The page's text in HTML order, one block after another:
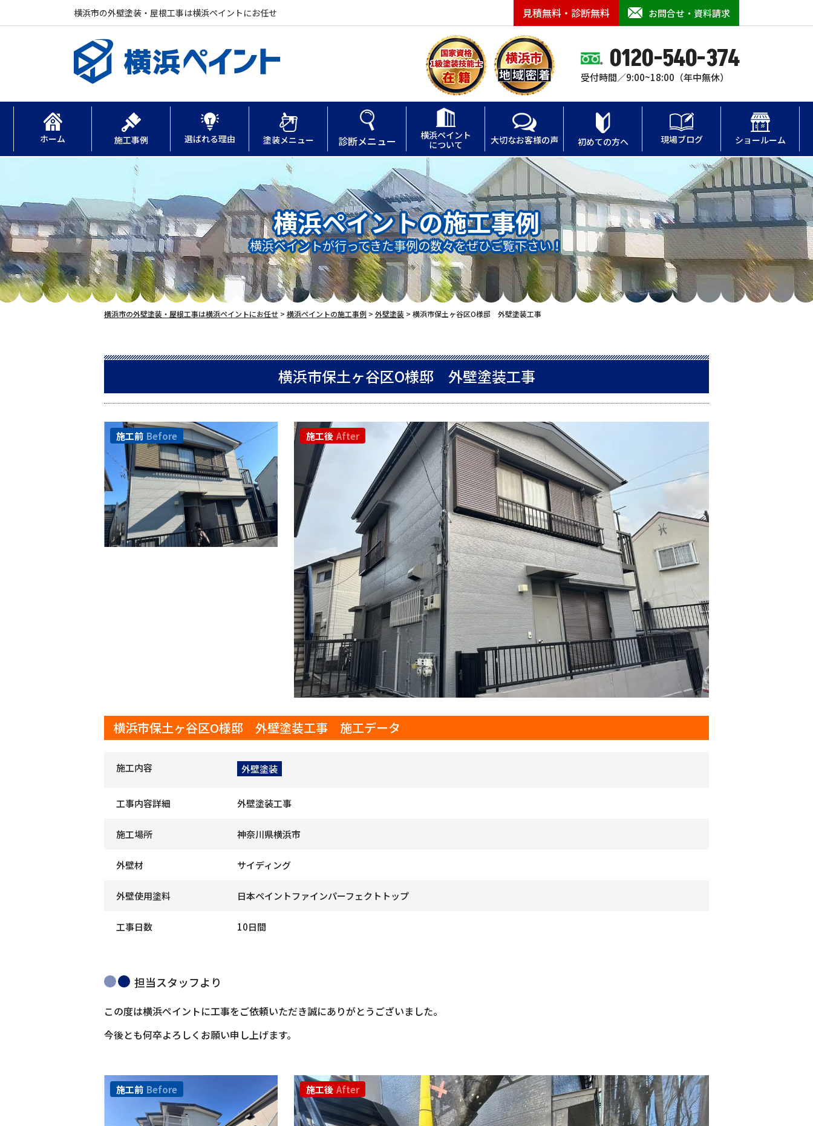
横浜市の外壁塗装・屋根工事は横浜ペイントにお任せ 見積無料・診断無料 お問合せ・資料請求
0120-540-374
受付時間／9:00~18:00（年中無休）
ホーム 施工事例 選ばれる理由 塗装メニュー 診断メニュー
横浜ペイント
について
大切なお客様の声 初めての方へ 現場ブログ ショールーム
横浜ペイントの施工事例
横浜ペイントが行ってきた事例の数々をぜひご覧下さい！
横浜市の外壁塗装・屋根工事は横浜ペイントにお任せ > 横浜ペイントの施工事例 > 外壁塗装 > 横浜市保土ヶ谷区O様邸 外壁塗装工事
横浜市保土ヶ谷区O様邸 外壁塗装工事
施工後 After
施工前 Before
横浜市保土ヶ谷区O様邸 外壁塗装工事 施工データ
施工内容 外壁塗装
工事内容詳細 外壁塗装工事
施工場所 神奈川県横浜市
外壁材 サイディング
外壁使用塗料 日本ペイントファインパーフェクトトップ
工事日数 10日間
担当スタッフより
この度は横浜ペイントに工事をご依頼いただき誠にありがとうございました。
今後とも何卒よろしくお願い申し上げます。
施工前 Before 施工後 After